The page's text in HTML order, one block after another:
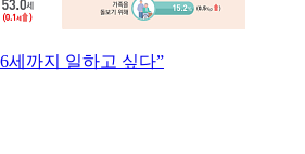
세까지 일하고 싶다”